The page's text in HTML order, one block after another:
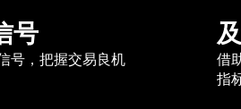
号
号，把握交易良机
借
指